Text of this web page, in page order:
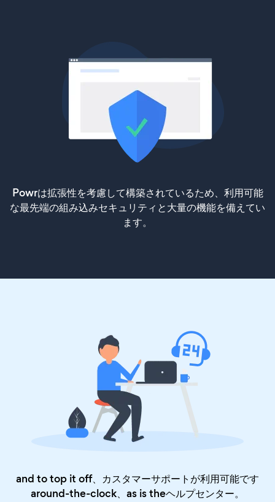
Powrは拡張性を考慮して構築されているため、利用可能
な最先端の組み込みセキュリティと大量の機能を備えてい
ます。
and to top it off、カスタマーサポートが利用可能です
around-the-clock、as is theヘルプセンター。